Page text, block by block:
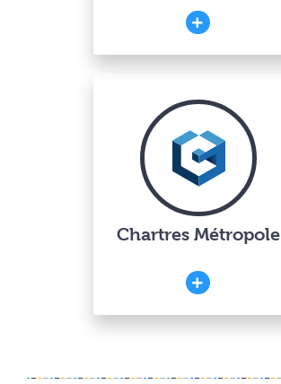
Chartres Métropole